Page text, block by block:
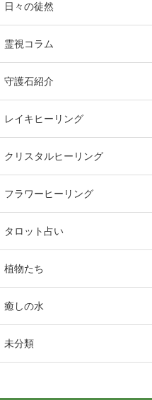
日々の徒然
霊視コラム
守護石紹介
レイキヒーリング
クリスタルヒーリング
フラワーヒーリング
タロット占い
植物たち
癒しの水
未分類